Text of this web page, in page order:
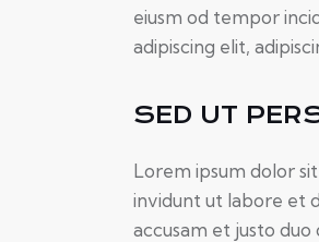
eiusm od tempor
adipiscing elit,
SED UT
Lorem ipsum dolor
invidunt ut labore et
accusam et justo